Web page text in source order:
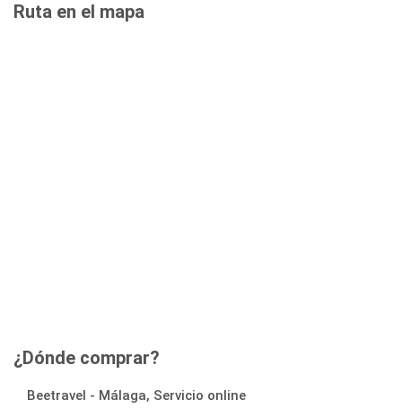
Ruta en el mapa
¿Dónde comprar?
Beetravel - Málaga, Servicio online